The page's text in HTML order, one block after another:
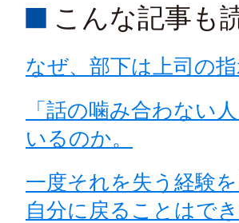
こんな記事も
なぜ、部下は上司の
「話の噛み合わない
いるのか。
一度それを失う経験
自分に戻ることはで